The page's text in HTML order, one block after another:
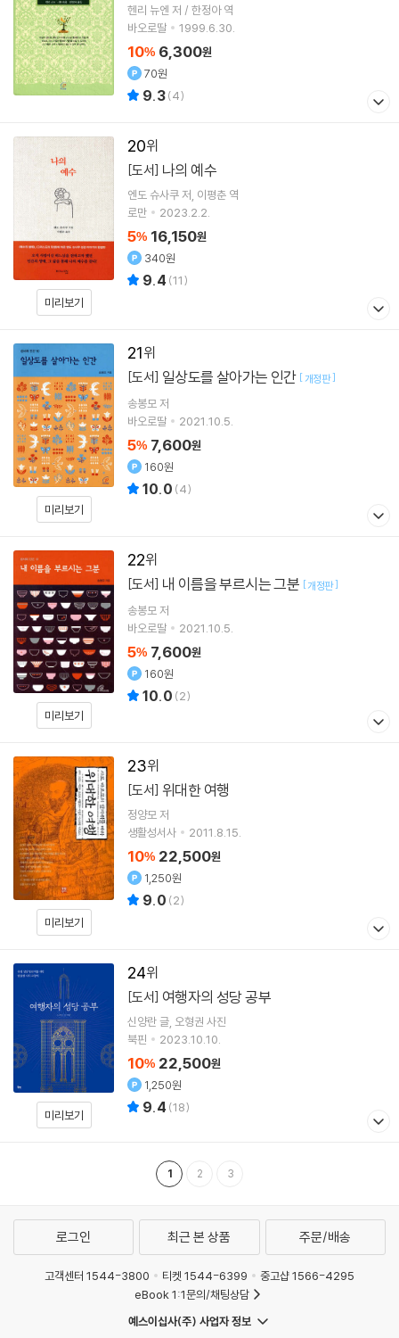
헨리 뉴엔 저 / 한정아 역
바오로딸
1999.6.30.
10% 6,300원
70원
9.3(4)
20
미리보기
[도서] 나의 예수
엔도 슈사쿠저 이평춘 역
로만
2023.2.2.
5% 16,150원
340원
9.4 (11)
21
미리보기
[도서] 일상도를 살아가는 인간 [개정판]
송봉모 저
바오로딸
2021.10.5.
5% 7,600원
160원
10.0 (4)
22
미리보기
[도서] 내 이름을 부르시는 그분 [개정판]
송봉모 저
바오로딸
2021.10.5.
5% 7,600원
160원
10.0 (2)
23
미리보기
[도서] 위대한 여행
정양모 저
생활성서사
2011.8.15.
10% 22,500원
1,250원
9.0 (2)
24
미리보기
[도서] 여행자의 성당 공부
신양란글 오형권 사진
북핀
2023.10.10.
10% 22,500원
1,250원
9.4 (18)
1 2 3
로그인 최근 본 상품 주문/배송
고객센터 1544-3800 티켓 1544-6399
중고샵 1566-4295
eBook 1:1문의/채팅상담
예스이십사(주) 사업자 정보